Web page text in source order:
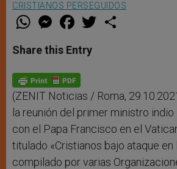
CRISTIANOS PERSEGUIDOS
W
t
s
p
p
M
e
s
e
g
e
r
F
a
e
b
o
k
w
Share this Entry
(ZENIT Noticias / Roma,
la reunión del primer ministro
con el Papa Francisco en el
titulado «Cristianos bajo ataque en
compilado por varias